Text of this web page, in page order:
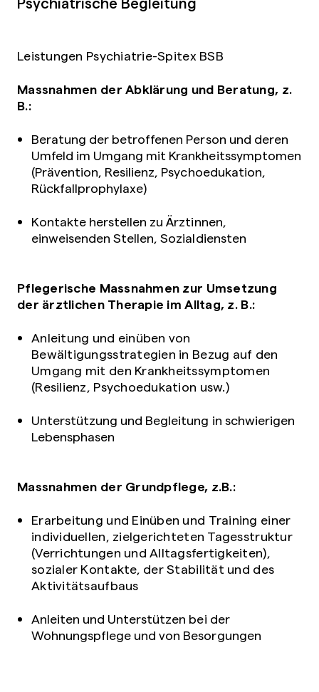
Leistungen Psychiatrie-Spitex BSB
Massnahmen der Abklärung und Beratung, z.
B.:
Beratung der betroffenen Person und deren
Umfeld im Umgang mit Krankheitssymptomen
(Prävention, Resilienz, Psychoedukation,
Rückfallprophylaxe)
Kontakte herstellen zu Ärztinnen,
einweisenden Stellen, Sozialdiensten
Pflegerische Massnahmen zur Umsetzung
der ärztlichen Therapie im Alltag, z. B.:
Anleitung und einüben von
Bewältigungsstrategien in Bezug auf den
Umgang mit den Krankheitssymptomen
(Resilienz, Psychoedukation usw.)
Unterstützung und Begleitung in schwierigen
Lebensphasen
Massnahmen der Grundpflege, z.B.:
Erarbeitung und Einüben und Training einer
individuellen, zielgerichteten Tagesstruktur
(Verrichtungen und Alltagsfertigkeiten),
sozialer Kontakte, der Stabilität und des
Aktivitätsaufbaus
Anleiten und Unterstützen bei der
Wohnungspflege und von Besorgungen